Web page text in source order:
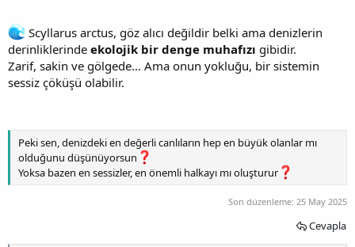
Scyllarus arctus, göz alıcı değildir belki ama denizlerin
derinliklerinde ekolojik bir denge muhafızı gibidir.
Zarif, sakin ve gölgede… Ama onun yokluğu, bir sistemin
sessiz çöküşü olabilir.
Peki sen, denizdeki en değerli canlıların hep en büyük olanlar mı
olduğunu düşünüyorsun
Yoksa bazen en sessizler, en önemli halkayı mı oluşturur
Son düzenleme: 25 May 2025
Cevapla